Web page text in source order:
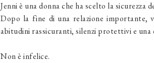
Jenni è una donna che ha scelto la sicurezza
Dopo la fine di una relazione importante,
abitudini rassicuranti, silenzi protettivi e una
Non è infelice.